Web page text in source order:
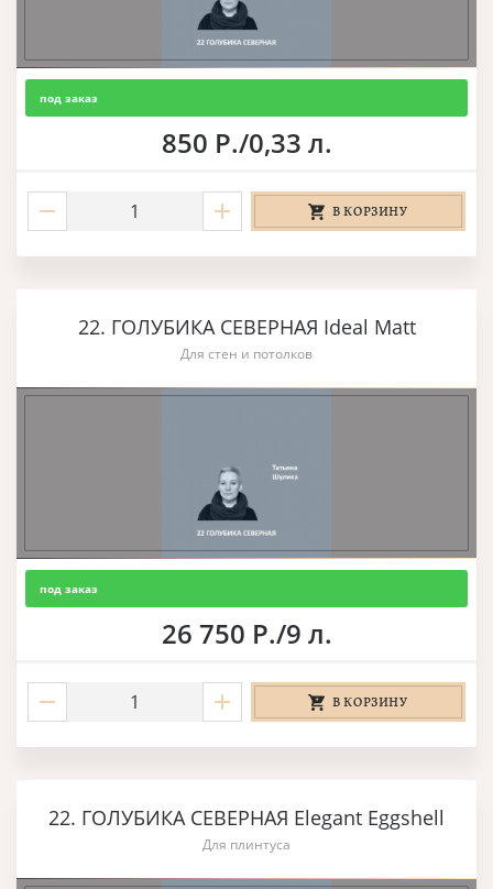
под заказ
850 Р./0,33 л.
В КОРЗИНУ
22. ГОЛУБИКА СЕВЕРНАЯ Ideal Matt
Для стен и потолков
под заказ
26 750 Р./9 л.
В КОРЗИНУ
22. ГОЛУБИКА СЕВЕРНАЯ Elegant Eggshell
Для плинтуса